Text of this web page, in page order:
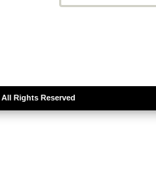
Rights Reserved